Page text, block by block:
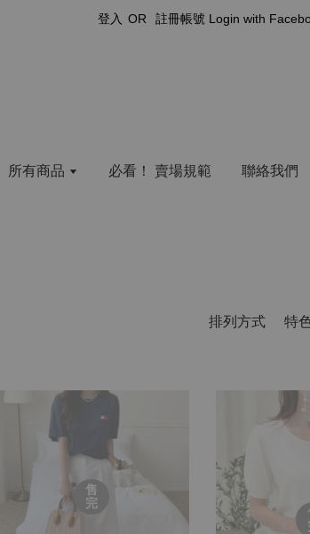
登入 OR 註冊帳號 Login with
所有商品 必看！ 賣場規範 聯絡我們
排列方式
售
完